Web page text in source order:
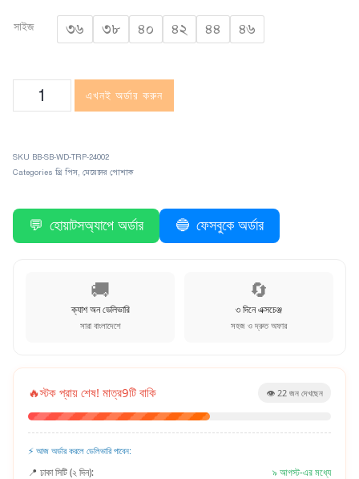
সাইজ ৩৬ ৩৮ ৪০ ৪২ ৪৪ ৪৬
এখনই অর্ডার করুন
SKU BB-SB-WD-TRP-24002
Categories থ্রি পিস, মেয়েদের পোশাক
💬 হোয়াটসঅ্যাপে অর্ডার 🔵 ফেসবুকে অর্ডার
🚚
ক্যাশ অন ডেলিভারি
সারা বাংলাদেশে
🔄
৩ দিনে এক্সচেঞ্জ
সহজ ও দ্রুত অফার
🔥স্টক প্রায় শেষ! মাত্র9টি বাকি 👁️ 22 জন দেখছেন
⚡ আজ অর্ডার করলে ডেলিভারি পাবেন:
📍 ঢাকা সিটি (২ দিন):
৯ আগস্ট-এর মধ্যে